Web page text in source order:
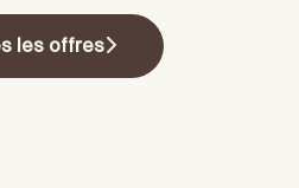
les offres